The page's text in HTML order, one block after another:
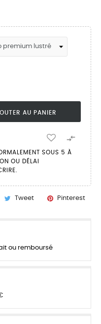
AU PANIER

SOUS 5 À
OU DÉLAI
Tweet Pinterest
ou remboursé